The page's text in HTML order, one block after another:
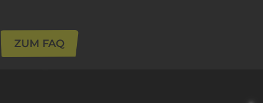
ZUM FAQ